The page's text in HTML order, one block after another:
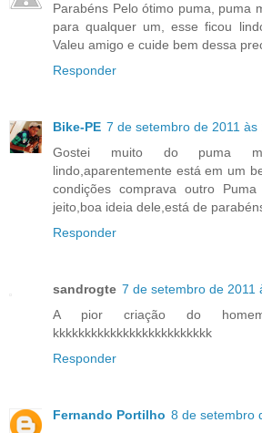
Parabéns Pelo ótimo puma, puma
para qualquer um, esse ficou
Valeu amigo e cuide bem dessa
Responder
Bike-PE 7 de setembro de 2011 às
Gostei muito do puma
lindo,aparentemente está em um
condições comprava outro
jeito,boa ideia dele,está de
Responder
sandrogte 7 de setembro de 2011
A pior criação do
kkkkkkkkkkkkkkkkkkkkkkkkk
Responder
Fernando Portilho 8 de setembro